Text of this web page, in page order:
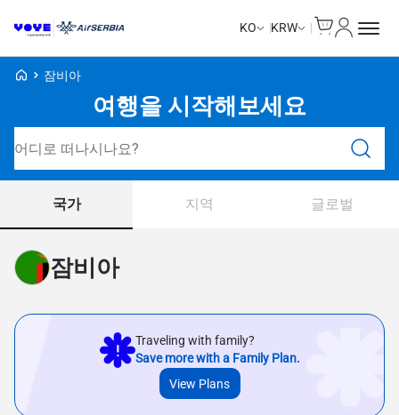
KO KRW
Voye Homepage
잠비아
여행을 시작해보세요
국가 지역 글로벌
잠비아
Traveling with family?
Save more with a Family Plan.
View Plans